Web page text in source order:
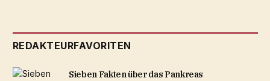
REDAKTEURFAVORITEN
Sieben Fakten über das Pankreas